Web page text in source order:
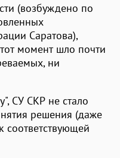
(возбуждено по
Саратова),
момент шло почти
ни
СУ СКР не стало
решения (даже
соответствующей